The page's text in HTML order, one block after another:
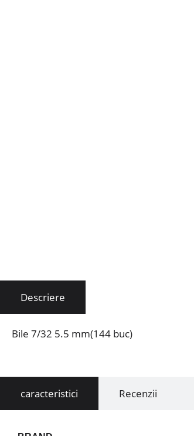
Descriere
Bile 7/32 5.5 mm(144 buc)
caracteristici Recenzii